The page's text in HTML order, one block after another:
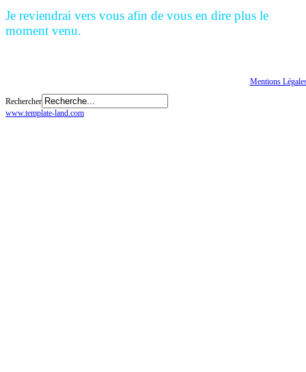
Je reviendrai vers vous afin de vous en dire plus le
moment venu.
Mentions
Rechercher
www.template-land.com